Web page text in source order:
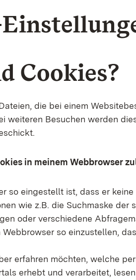
Cookies?
die bei einem
weiteren Besuchen werden
in meinem Webbrowser
so eingestellt ist, dass er
wie z.B. die Suchmaske der
oder verschiedene
so einzustellen,
erfahren möchten, welche
erhebt und verarbeitet,